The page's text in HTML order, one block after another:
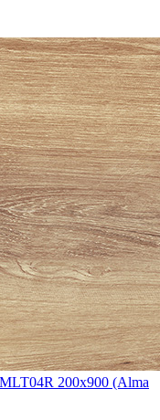
200x900 (Alma